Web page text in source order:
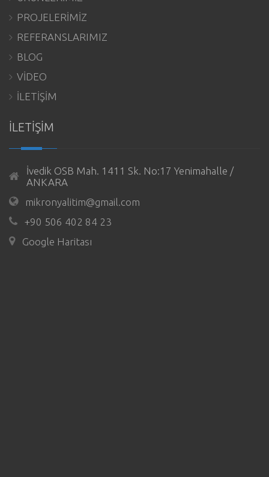
PROJELERİMİZ
REFERANSLARIMIZ
BLOG
VİDEO
İLETİŞİM
İLETİŞİM
İvedik OSB Mah. 1411 Sk. No:17 Yenimahalle /
ANKARA
mikronyalitim@gmail.com
+90 506 402 84 23
Google Haritası